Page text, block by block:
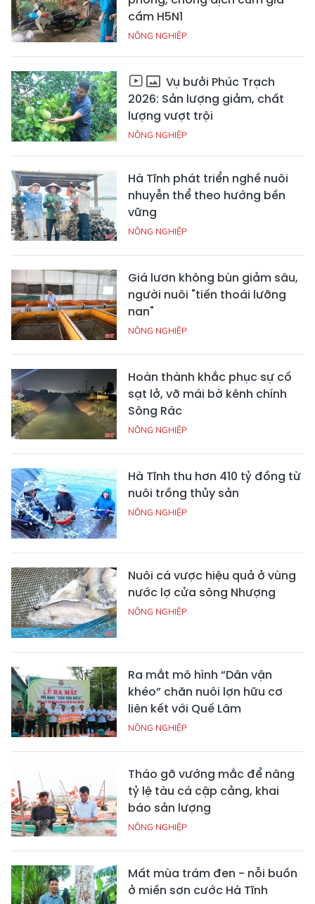
cầm H5N1
NÔNG NGHIỆP
Vụ bưởi Phúc Trạch
2026: Sản lượng giảm, chất
lượng vượt trội
NÔNG NGHIỆP
Hà Tĩnh phát triển nghề nuôi
nhuyễn thể theo hướng bền
vững
NÔNG NGHIỆP
Giá lươn không bùn giảm sâu,
người nuôi "tiến thoái lưỡng
nan"
NÔNG NGHIỆP
Hoàn thành khắc phục sự cố
sạt lở, vỡ mái bờ kênh chính
Sông Rác
NÔNG NGHIỆP
Hà Tĩnh thu hơn 410 tỷ đồng từ
nuôi trồng thủy sản
NÔNG NGHIỆP
Nuôi cá vược hiệu quả ở vùng
nước lợ cửa sông Nhượng
NÔNG NGHIỆP
Ra mắt mô hình “Dân vận
khéo” chăn nuôi lợn hữu cơ
liên kết với Quế Lâm
NÔNG NGHIỆP
Tháo gỡ vướng mắc để nâng
tỷ lệ tàu cá cập cảng, khai
báo sản lượng
NÔNG NGHIỆP
Mất mùa trám đen - nỗi buồn
ở miền sơn cước Hà Tĩnh